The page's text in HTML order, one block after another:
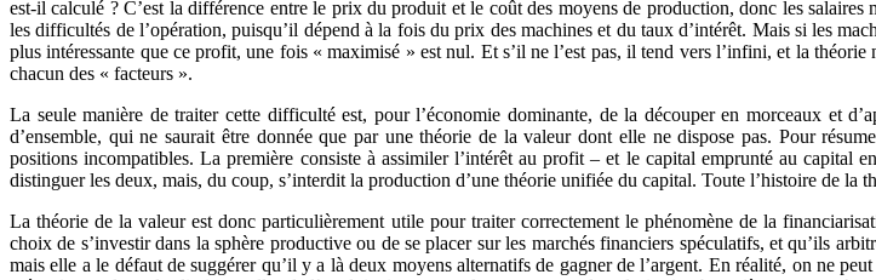
est-il calculé ? C’est la différence entre le prix du produit et le coût des moyens de production, donc les
les difficultés de l’opération, puisqu’il dépend à la fois du prix des machines et du taux d’intérêt. Mais si les
plus intéressante que ce profit, une fois « maximisé » est nul. Et s’il ne l’est pas, il tend vers l’infini, et la
chacun des « facteurs ».
La seule manière de traiter cette difficulté est, pour l’économie dominante, de la découper en morceaux et
d’ensemble, qui ne saurait être donnée que par une théorie de la valeur dont elle ne dispose pas. Pour
positions incompatibles. La première consiste à assimiler l’intérêt au profit – et le capital emprunté au capital
distinguer les deux, mais, du coup, s’interdit la production d’une théorie unifiée du capital. Toute l’histoire de
La théorie de la valeur est donc particulièrement utile pour traiter correctement le phénomène de la
choix de s’investir dans la sphère productive ou de se placer sur les marchés financiers spéculatifs, et qu’ils
mais elle a le défaut de suggérer qu’il y a là deux moyens alternatifs de gagner de l’argent. En réalité, on ne